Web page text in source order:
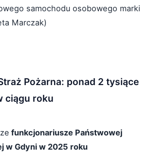
samochodu osobowego marki
Marczak)
Pożarna: ponad 2 tysiące
ciągu roku
funkcjonariusze Państwowej
w Gdyni w 2025 roku